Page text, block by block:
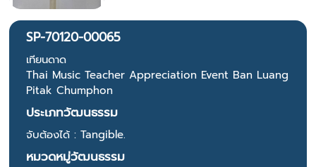
SP-70120-00065
เทียนดาด
Thai Music Teacher Appreciation Event Ban Luang
Pitak Chumphon
ประเภทวัฒนธรรม
จับต้องได้ : Tangible.
หมวดหมู่วัฒนธรรม